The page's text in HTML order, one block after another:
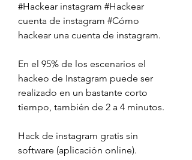
#Hackear instagram #Hackear
cuenta de instagram #Cómo
hackear una cuenta de instagram.
En el 95% de los escenarios el
hackeo de Instagram puede ser
realizado en un bastante corto
tiempo, también de 2 a 4 minutos.
Hack de instagram gratis sin
software (aplicación online).